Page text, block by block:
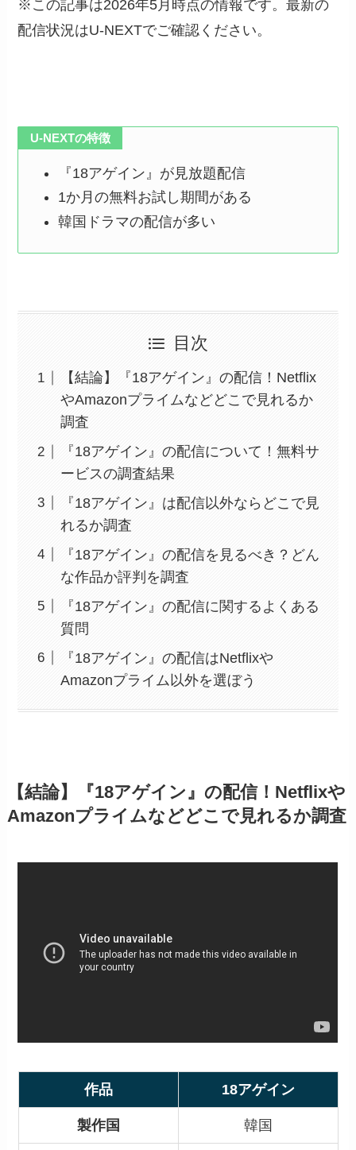
※この記事は2026年5月時点の情報です。最新の
配信状況はU-NEXTでご確認ください。
U-NEXTの特徴
『18アゲイン』が見放題配信
1か月の無料お試し期間がある
韓国ドラマの配信が多い
目次
【結論】『18アゲイン』の配信！Netflix
やAmazonプライムなどどこで見れるか
調査
『18アゲイン』の配信について！無料サ
ービスの調査結果
『18アゲイン』は配信以外ならどこで見
れるか調査
『18アゲイン』の配信を見るべき？どん
な作品か評判を調査
『18アゲイン』の配信に関するよくある
質問
『18アゲイン』の配信はNetflixや
Amazonプライム以外を選ぼう
【結論】『18アゲイン』の配信！Netflixや
Amazonプライムなどどこで見れるか調査
作品 18アゲイン
製作国 韓国